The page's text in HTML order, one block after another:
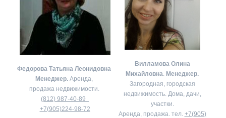
Федорова Татьяна Леонидовна
Менеджер. Аренда,
продажа недвижимости.
(812) 987-40-89
+7(905)224-98-72
Вилламова Олина
Михайловна Менеджер.
Загородная, городская
недвижимость. Дома, дачи,
участки.
Аренда, продажа. тел. +7(905)